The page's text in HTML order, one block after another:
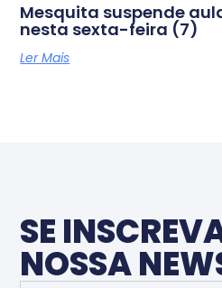
Mesquita suspende
nesta sexta-feira (7)
Ler Mais
SE
NOSSA